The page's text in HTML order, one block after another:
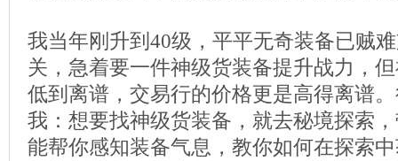
我当年刚升到40级，平平无奇装备已贼
关，急着要一件神级货装备提升战力，
低到离谱，交易行的价格更是高得离谱
我：想要找神级货装备，就去秘境探索
能帮你感知装备气息，教你如何在探索